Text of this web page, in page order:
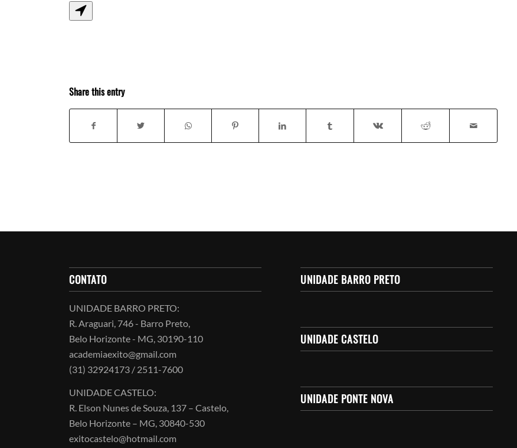
Share this entry
CONTATO
UNIDADE BARRO PRETO:
R. Araguari, 746 - Barro Preto,
Belo Horizonte - MG, 30190-110
academiaexito@gmail.com
(31) 32924173 / 2511-7600
UNIDADE CASTELO:
R. Elson Nunes de Souza, 137 – Castelo,
Belo Horizonte – MG, 30840-530
exitocastelo@hotmail.com
UNIDADE BARRO PRETO
UNIDADE CASTELO
UNIDADE PONTE NOVA